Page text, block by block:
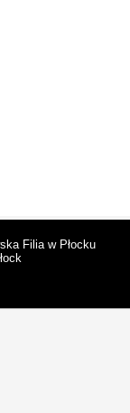
Filia w Płocku